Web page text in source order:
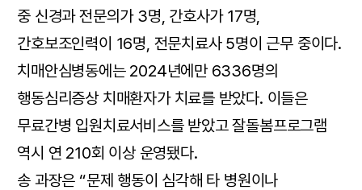
중 신경과 전문의가 3명, 간호사가 17명,
간호보조인력이 16명, 전문치료사 5명이 근무 중이다.
치매안심병동에는 2024년에만 6336명의
행동심리증상 치매환자가 치료를 받았다. 이들은
무료간병 입원치료서비스를 받았고 잘돌봄프로그램
역시 연 210회 이상 운영됐다.
송 과장은 “문제 행동이 심각해 타 병원이나